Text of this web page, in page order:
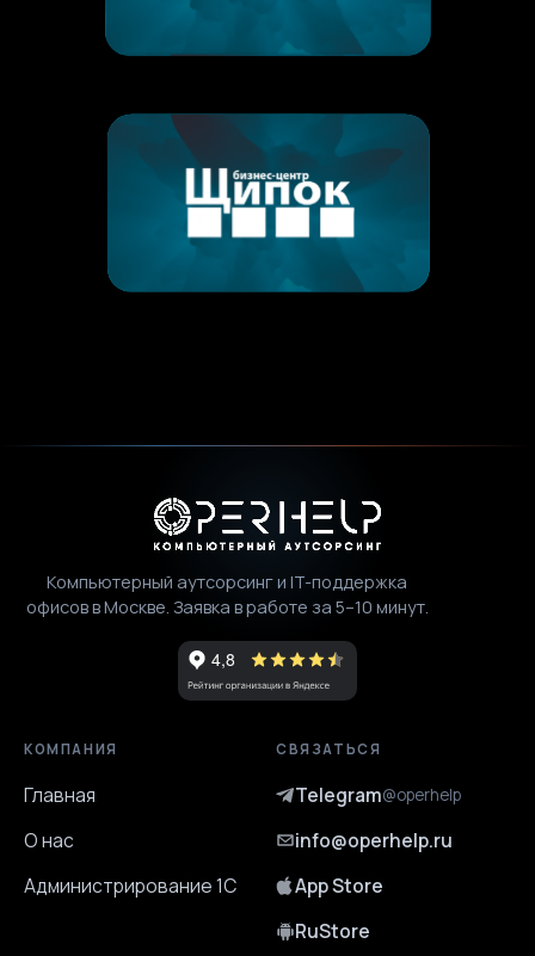
Компьютерный аутсорсинг и IT-поддержка
офисов в Москве. Заявка в работе за 5–10 минут.
КОМПАНИЯ
Главная
О нас
Администрирование 1С
СВЯЗАТЬСЯ
Telegram@operhelp
info@operhelp.ru
App Store
RuStore